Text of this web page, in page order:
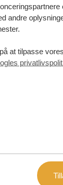
andre
at tilpasse